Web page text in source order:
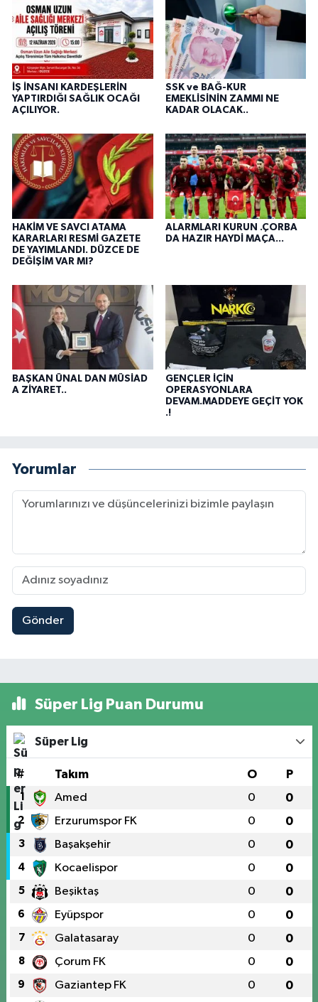
İŞ İNSANI KARDEŞLERİN
YAPTIRDIĞI SAĞLIK OCAĞI
AÇILIYOR.
SSK ve BAĞ-KUR
EMEKLİSİNİN ZAMMI NE
KADAR OLACAK..
HAKİM VE SAVCI ATAMA
KARARLARI RESMİ GAZETE
DE YAYIMLANDI. DÜZCE DE
DEĞİŞİM VAR MI?
ALARMLARI KURUN .ÇORBA
DA HAZIR HAYDİ MAÇA...
BAŞKAN ÜNAL DAN MÜSİAD
A ZİYARET..
GENÇLER İÇİN
OPERASYONLARA
DEVAM.MADDEYE GEÇİT YOK
.!
Yorumlar
Gönder
Süper Lig Puan Durumu
Süper Lig
# Takım O P
1 Amed 0 0
2 Erzurumspor FK 0 0
3 Başakşehir 0 0
4 Kocaelispor 0 0
5 Beşiktaş 0 0
6 Eyüpspor 0 0
7 Galatasaray 0 0
8 Çorum FK 0 0
9 Gaziantep FK 0 0